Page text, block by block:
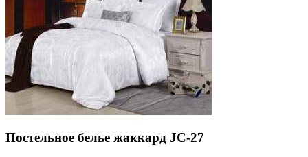
Постельное белье жаккард JC-27